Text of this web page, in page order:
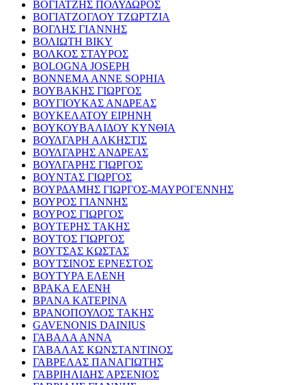
ΒΟΓΙΑΤΖΗΣ ΠΟΛΥΔΩΡΟΣ
ΒΟΓΙΑΤΖΟΓΛΟΥ ΤΖΩΡΤΖΙΑ
ΒΟΓΛΗΣ ΓΙΑΝΝΗΣ
ΒΟΛΙΩΤΗ ΒΙΚΥ
ΒΟΛΚΟΣ ΣΤΑΥΡΟΣ
BOLOGNA JOSEPH
BONNEMA ANNE SOPHIA
ΒΟΥΒΑΚΗΣ ΓΙΩΡΓΟΣ
ΒΟΥΓΙΟΥΚΑΣ ΑΝΔΡΕΑΣ
ΒΟΥΚΕΛΑΤΟΥ ΕΙΡΗΝΗ
ΒΟΥΚΟΥΒΑΛΙΔΟΥ ΚΥΝΘΙΑ
ΒΟΥΛΓΑΡΗ ΑΛΚΗΣΤΙΣ
ΒΟΥΛΓΑΡΗΣ ΑΝΔΡΕΑΣ
ΒΟΥΛΓΑΡΗΣ ΓΙΩΡΓΟΣ
ΒΟΥΝΤΑΣ ΓΙΩΡΓΟΣ
ΒΟΥΡΔΑΜΗΣ ΓΙΩΡΓΟΣ-ΜΑΥΡΟΓΕΝΝΗΣ
ΒΟΥΡΟΣ ΓΙΑΝΝΗΣ
ΒΟΥΡΟΣ ΓΙΩΡΓΟΣ
ΒΟΥΤΕΡΗΣ ΤΑΚΗΣ
ΒΟΥΤΟΣ ΓΙΩΡΓΟΣ
ΒΟΥΤΣΑΣ ΚΩΣΤΑΣ
ΒΟΥΤΣΙΝΟΣ ΕΡΝΕΣΤΟΣ
ΒΟΥΤΥΡΑ ΕΛΕΝΗ
ΒΡΑΚΑ ΕΛΕΝΗ
ΒΡΑΝΑ ΚΑΤΕΡΙΝΑ
ΒΡΑΝΟΠΟΥΛΟΣ ΤΑΚΗΣ
GAVENONIS DAINIUS
ΓΑΒΑΛΑ ΑΝΝΑ
ΓΑΒΑΛΑΣ ΚΩΝΣΤΑΝΤΙΝΟΣ
ΓΑΒΡΕΛΑΣ ΠΑΝΑΓΙΩΤΗΣ
ΓΑΒΡΙΗΛΙΔΗΣ ΑΡΣΕΝΙΟΣ